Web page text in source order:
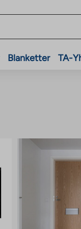
Blanketter TA-